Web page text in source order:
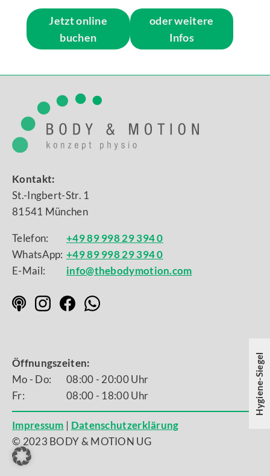
Jetzt online
buchen
oder weitere
Infos
Kontakt:
St.-Ingbert-Str. 1
81541 München
Telefon:
+49 89 998 29 394 0
WhatsApp: +49 89 998 29 394 0
E-Mail:
info@thebodymotion.com
Öffnungszeiten:
Mo - Do:
08:00 - 20:00 Uhr
Fr:
08:00 - 18:00 Uhr
Impressum | Datenschutzerklärung
© 2023 BODY & MOTION UG
Hygiene-Siegel